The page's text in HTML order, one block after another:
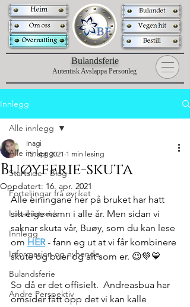
Bulandsferie
Autentisk Avslappa Personleg
Innlegg
Alle innlegg
Startside - Blog
Forteljingar frå øyriket
Lokalhistorisk
Innlegg
Informasjon og nyhende
Bulandsferie
Andre Perspektiv
Alle innlegg
Buøyferie-skuta
Inagi
15. apr. 2021 1 min lesing
Oppdatert: 16. apr. 2021
Alle einingane her på bruket har hatt
sitt eige namn i alle år. Men sidan vi
saknar skuta vår, Buøy, som du kan lese
om HER - fann eg ut at vi får kombinere
skute og buer og alt som er. 😉💚💙
So då er det offisielt.  Andreasbua har
omsider fått opp det vi kan kalle